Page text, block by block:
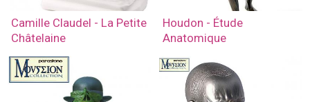
Camille Claudel - La Petite
Châtelaine
Houdon - Étude
Anatomique